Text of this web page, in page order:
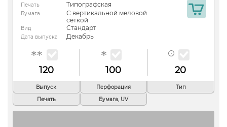
Печать Типографская
Бумага
С вертикальной меловой
сеткой
Вид Стандарт
Дата выпуска Декабрь
120 100 20
Выпуск Перфорация
Тип
Печать
Бумага, UV